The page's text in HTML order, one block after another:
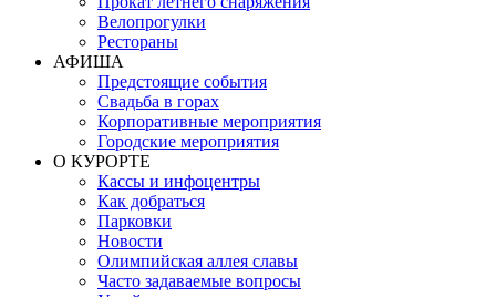
Велопрогулки
Рестораны
АФИША
Предстоящие события
Свадьба в горах
Корпоративные мероприятия
Городские мероприятия
О КУРОРТЕ
Кассы и инфоцентры
Как добраться
Парковки
Новости
Олимпийская аллея славы
Часто задаваемые вопросы